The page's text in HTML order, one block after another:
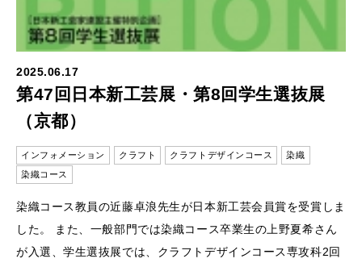
2025.06.17
第47回日本新工芸展・第8回学生選抜展
（京都）
インフォメーション クラフト クラフトデザインコース
染織
染織コース
染織コース教員の近藤卓浪先生が日本新工芸会員賞を受賞しま
した。 また、一般部門では染織コース卒業生の上野夏希さん
が入選、学生選抜展では、クラフトデザインコース専攻科2回